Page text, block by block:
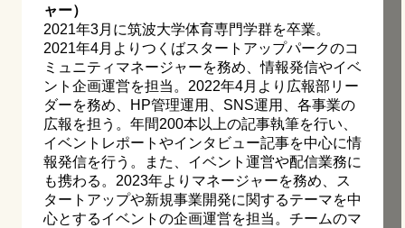
ャー）
2021年3月に筑波大学体育専門学群を卒業。
2021年4月よりつくばスタートアップパークのコ
ミュニティマネージャーを務め、情報発信やイベ
ント企画運営を担当。2022年4月より広報部リー
ダーを務め、HP管理運用、SNS運用、各事業の
広報を担う。年間200本以上の記事執筆を行い、
イベントレポートやインタビュー記事を中心に情
報発信を行う。また、イベント運営や配信業務に
も携わる。2023年よりマネージャーを務め、ス
タートアップや新規事業開発に関するテーマを中
心とするイベントの企画運営を担当。チームのマ